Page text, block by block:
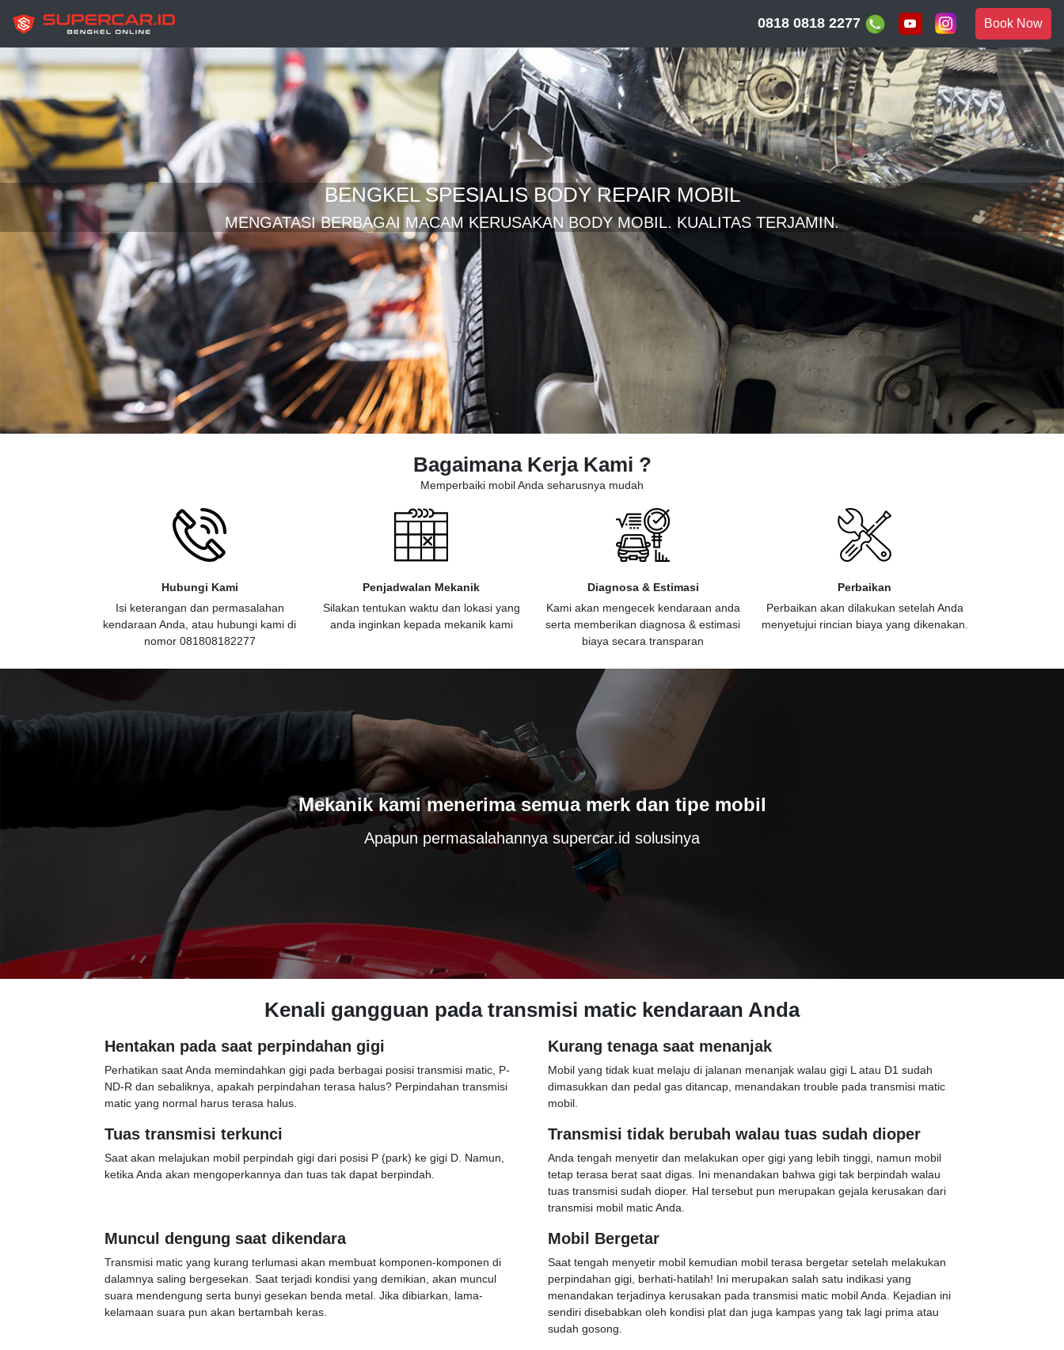
0818 0818 2277 Book Now
BENGKEL SPESIALIS BODY REPAIR MOBIL
MENGATASI BERBAGAI MACAM KERUSAKAN BODY MOBIL. KUALITAS TERJAMIN.
Bagaimana Kerja Kami ?
Memperbaiki mobil Anda seharusnya mudah
Hubungi Kami
Isi keterangan dan permasalahan
kendaraan Anda, atau hubungi kami di
nomor 081808182277
Penjadwalan Mekanik
Silakan tentukan waktu dan lokasi yang
anda inginkan kepada mekanik kami
Diagnosa & Estimasi
Kami akan mengecek kendaraan anda
serta memberikan diagnosa & estimasi
biaya secara transparan
Perbaikan
Perbaikan akan dilakukan setelah Anda
menyetujui rincian biaya yang dikenakan.
Mekanik kami menerima semua merk dan tipe mobil
Apapun permasalahannya supercar.id solusinya
Kenali gangguan pada transmisi matic kendaraan Anda
Hentakan pada saat perpindahan gigi
Perhatikan saat Anda memindahkan gigi pada berbagai posisi transmisi matic, P-
ND-R dan sebaliknya, apakah perpindahan terasa halus? Perpindahan transmisi
matic yang normal harus terasa halus.
Kurang tenaga saat menanjak
Mobil yang tidak kuat melaju di jalanan menanjak walau gigi L atau D1 sudah
dimasukkan dan pedal gas ditancap, menandakan trouble pada transmisi matic
mobil.
Tuas transmisi terkunci
Saat akan melajukan mobil perpindah gigi dari posisi P (park) ke gigi D. Namun,
ketika Anda akan mengoperkannya dan tuas tak dapat berpindah.
Transmisi tidak berubah walau tuas sudah dioper
Anda tengah menyetir dan melakukan oper gigi yang lebih tinggi, namun mobil
tetap terasa berat saat digas. Ini menandakan bahwa gigi tak berpindah walau
tuas transmisi sudah dioper. Hal tersebut pun merupakan gejala kerusakan dari
transmisi mobil matic Anda.
Muncul dengung saat dikendara
Transmisi matic yang kurang terlumasi akan membuat komponen-komponen di
dalamnya saling bergesekan. Saat terjadi kondisi yang demikian, akan muncul
suara mendengung serta bunyi gesekan benda metal. Jika dibiarkan, lama-
kelamaan suara pun akan bertambah keras.
Mobil Bergetar
Saat tengah menyetir mobil kemudian mobil terasa bergetar setelah melakukan
perpindahan gigi, berhati-hatilah! Ini merupakan salah satu indikasi yang
menandakan terjadinya kerusakan pada transmisi matic mobil Anda. Kejadian ini
sendiri disebabkan oleh kondisi plat dan juga kampas yang tak lagi prima atau
sudah gosong.